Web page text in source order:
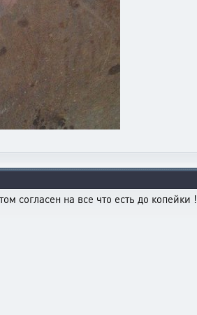
согласен на все что есть до копейки !